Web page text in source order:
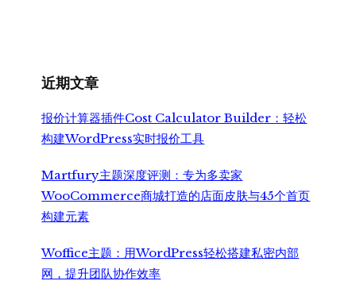
近期文章
报价计算器插件Cost Calculator Builder：轻松
构建WordPress实时报价工具
Martfury主题深度评测：专为多卖家
WooCommerce商城打造的店面皮肤与45个首页
构建元素
Woffice主题：用WordPress轻松搭建私密内部
网，提升团队协作效率